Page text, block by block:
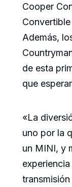
Cooper
Además,
de esta
que
«La
uno por la
un MINI, y